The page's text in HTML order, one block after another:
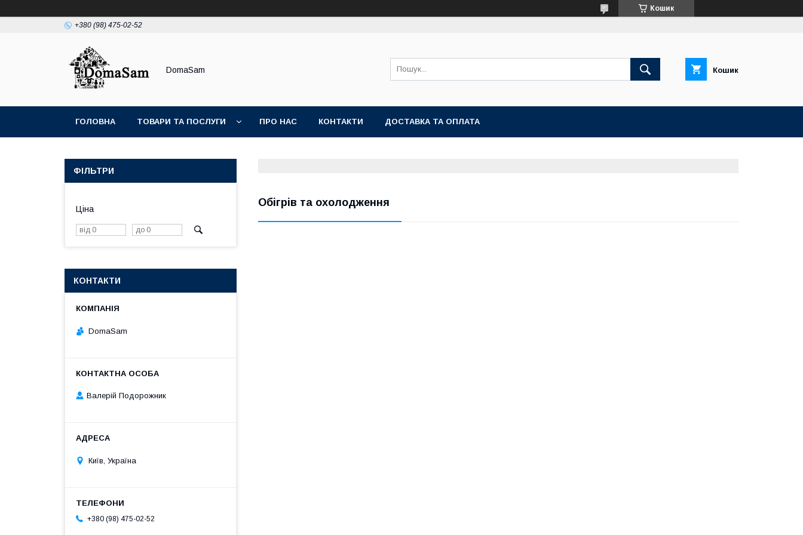
Кошик
+380 (98) 475-02-52
DomaSam Кошик
ГОЛОВНА ТОВАРИ ТА ПОСЛУГИ ПРО НАС КОНТАКТИ ДОСТАВКА ТА ОПЛАТА
Обігрів та охолодження
ФІЛЬТРИ
Ціна
КОНТАКТИ
DomaSam
Валерій Подорожник
Київ, Україна
+380 (98) 475-02-52